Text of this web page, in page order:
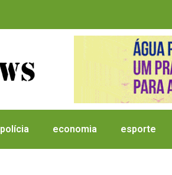
polícia economia esporte